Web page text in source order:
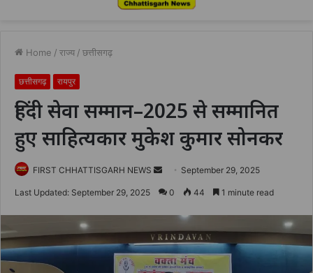
Home / राज्य / छत्तीसगढ़
छत्तीसगढ़ रायपुर
हिंदी सेवा सम्मान–2025 से सम्मानित
हुए साहित्यकार मुकेश कुमार सोनकर
FIRST CHHATTISGARH NEWS
Send
an
September 29, 2025
Last Updated: September 29, 2025 0 44 1 minute read